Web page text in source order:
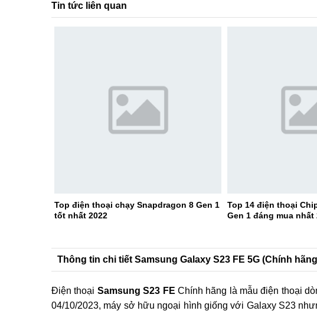
Tin tức liên quan
Top điện thoại chạy Snapdragon 8 Gen 1
tốt nhất 2022
Top 14 điện thoại
Gen 1 đáng mua nhất
Thông tin chi tiết Samsung Galaxy S23 FE 5G (Chính
Điện thoại Samsung S23 FE Chính hãng là mẫu điện thoại
04/10/2023, máy sở hữu ngoại hình giống với Galaxy S23